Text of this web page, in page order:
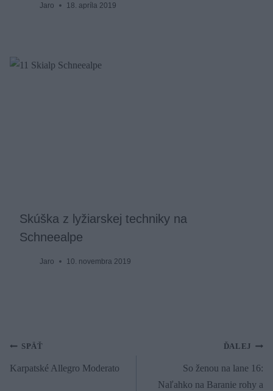
Jaro 18. apríla 2019
Skúška z lyžiarskej techniky na
Schneealpe
Jaro 10. novembra 2019
Navigácia
SPÄŤ
Karpatské Allegro Moderato
ĎALEJ
So ženou na lane 16:
Naľahko na Baranie rohy a